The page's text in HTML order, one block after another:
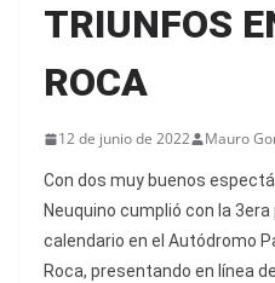
TRIUNFOS
ROCA
12 de junio de 2022 Mauro
Con dos muy buenos
Neuquino cumplió con la
calendario en el Autódromo
Roca, presentando en línea